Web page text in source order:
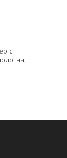
с